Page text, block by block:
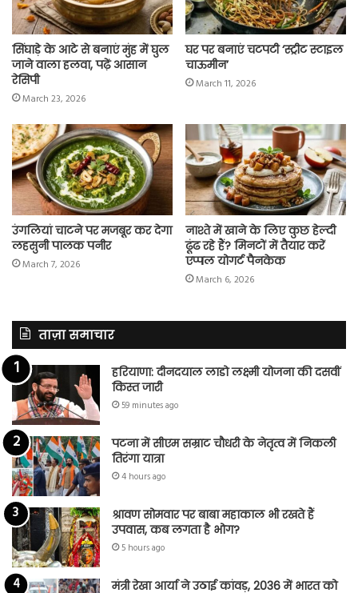
सिंघाड़े के आटे से बनाएं मुंह में घुल
जाने वाला हलवा, पढ़ें आसान
रेसिपी
March 23, 2026
घर पर बनाएं चटपटी ‘स्ट्रीट स्टाइल
चाऊमीन’
March 11, 2026
उंगलियां चाटने पर मजबूर कर देगा
लहसुनी पालक पनीर
March 7, 2026
नाश्ते में खाने के लिए कुछ हेल्दी
ढूंढ रहे हैं? मिनटों में तैयार करें
एप्पल योगर्ट पैनकेक
March 6, 2026
ताज़ा समाचार
हरियाणा: दीनदयाल लाडो लक्ष्मी योजना की दसवीं
किस्त जारी
59 minutes ago
पटना में सीएम सम्राट चौधरी के नेतृत्व में निकली
तिरंगा यात्रा
4 hours ago
श्रावण सोमवार पर बाबा महाकाल भी रखते हैं
उपवास, कब लगता है भोग?
5 hours ago
मंत्री रेखा आर्या ने उठाई कांवड़, 2036 में भारत को